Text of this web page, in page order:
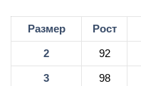
Размер Рост
2 92
3 98